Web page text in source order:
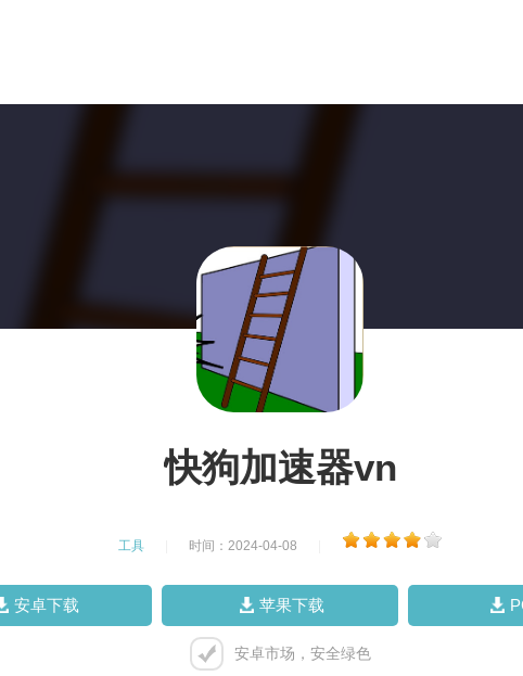
快狗加速器vn
工具 时间：2024-04-08
安卓下载 苹果下载
安卓市场，安全绿色